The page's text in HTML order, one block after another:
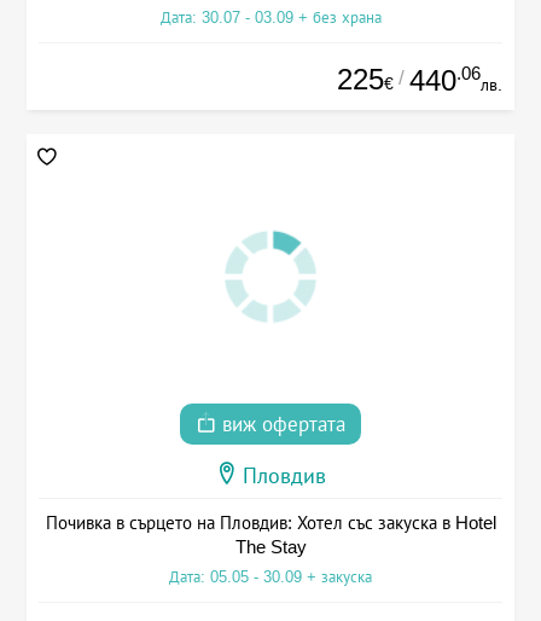
Дата: 30.07 - 03.09 + без храна
225€ / 440.06
лв.
виж офертата
Пловдив
Почивка в сърцето на Пловдив: Хотел със закуска в Hotel
The Stay
Дата: 05.05 - 30.09 + закуска